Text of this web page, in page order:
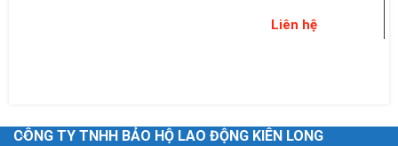
Liên hệ
CÔNG TY TNHH BẢO HỘ LAO ĐỘNG KIÊN LONG